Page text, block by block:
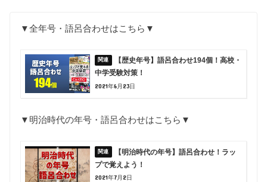
▼全年号・語呂合わせはこちら▼
【歴史年号】語呂合わせ194個！高校・
中学受験対策！
2021年6月23日
▼明治時代の年号・語呂合わせはこちら▼
【明治時代の年号】語呂合わせ！ラッ
プで覚えよう！
2021年7月2日